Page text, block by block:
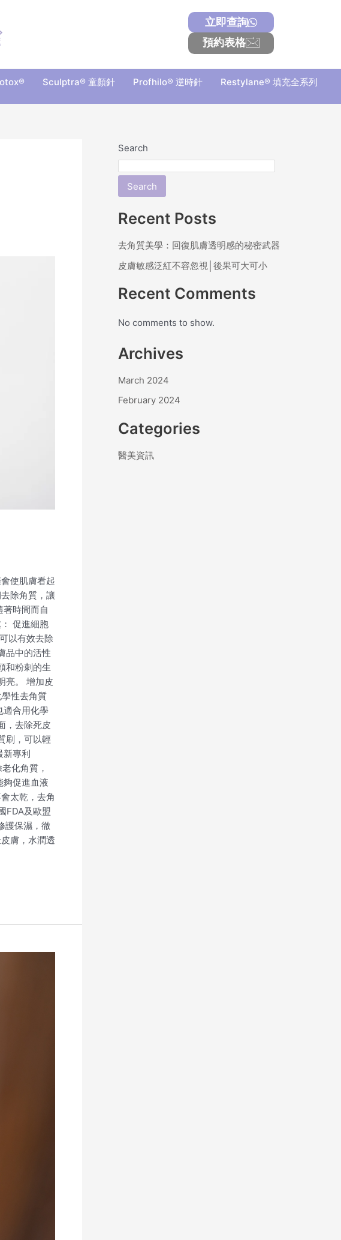
立即查詢
預約表格
Sculptra® 童顏針 Profhilo® 逆時針
Restylane® 填充全系列
使肌膚看起
除角質，讓
時間而自
促進細胞
以有效去除
品中的活性
和粉刺的生
亮。 增加皮
性去角質
適合用化學
，去除死皮
刷，可以輕
專利
化角質，
夠促進血液
太乾，去角
FDA及歐盟
護保濕，徹
膚，水潤透
Search
Search
Recent Posts
去角質美學：回復肌膚透明感的秘密武器
皮膚敏感泛紅不容忽視│後果可大可小
Recent Comments
No comments to show.
Archives
March 2024
February 2024
Categories
醫美資訊